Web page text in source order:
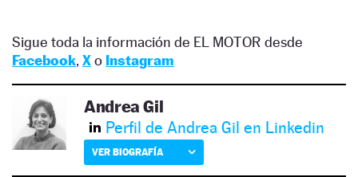
Sigue toda la información de EL MOTOR desde
Facebook, Xo Instagram
Andrea Gil
Perfil de Andrea Gil en Linkedin
VER BIOGRAFÍA